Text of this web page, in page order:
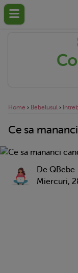
Home › Bebelusul ›
Ce sa
De QBebe
Miercuri,